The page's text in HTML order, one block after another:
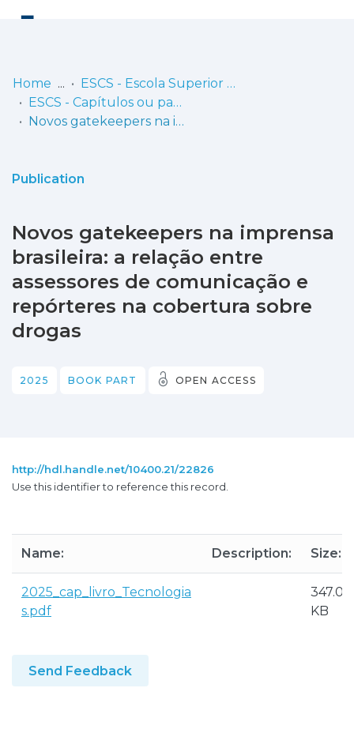
Communities
Statistics
Home
ESCS - Escola Superior de Comunicação Social
ESCS - Capítulos ou partes de livros
Novos gatekeepers na imprensa brasileira: a relação entre assessores de comunicação e repórteres na cobertura sobre drogas
Publication
Novos gatekeepers na imprensa
brasileira: a relação entre
assessores de comunicação e
repórteres na cobertura sobre
drogas
2025 BOOK PART OPEN ACCESS
http://hdl.handle.net/10400.21/22826
Use this identifier to reference this record.
Name: Description: Size:
2025_cap_livro_Tecnologia
s.pdf
347.01
KB
Send Feedback